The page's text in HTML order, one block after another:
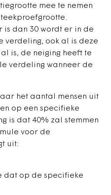
mee te nemen
dan 30 wordt er in de
verdeling, ook al is deze
is, de neiging heeft te
verdeling wanneer de
het aantal mensen uit
op een specifieke
is dat 40% zal stemmen
voor de
uit:
dat op de specifieke